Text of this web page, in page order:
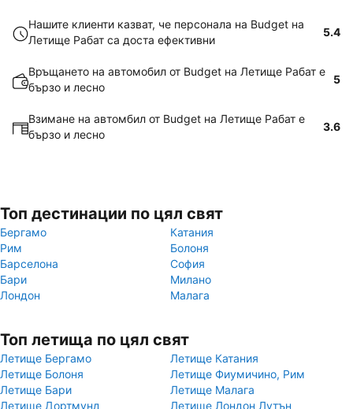
Нашите клиенти казват, че персонала на Budget на
Летище Рабат са доста ефективни
5.4
Връщането на автомобил от Budget на Летище Рабат е
бързо и лесно
5
Взимане на автомбил от Budget на Летище Рабат е
бързо и лесно
3.6
Топ дестинации по цял свят
Бергамо
Катания
Рим
Болоня
Барселона
София
Бари
Милано
Лондон
Малага
Топ летища по цял свят
Летище Бергамо
Летище Катания
Летище Болоня
Летище Фиумичино, Рим
Летище Бари
Летище Малага
Летище Дортмунд
Летище Лондон Лутън